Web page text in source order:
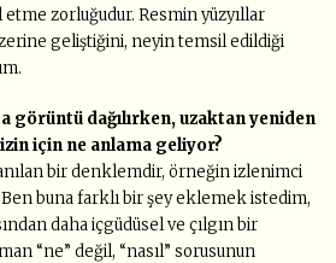
zorluğudur. Resmin yüzyıllar
geliştiğini, neyin temsil edildiği
görüntü dağılırken, uzaktan yeniden
için ne anlama geliyor?
bir denklemdir, örneğin izlenimci
buna farklı bir şey eklemek istedim,
daha içgüdüsel ve çılgın bir
“ne” değil, “nasıl” sorusunun